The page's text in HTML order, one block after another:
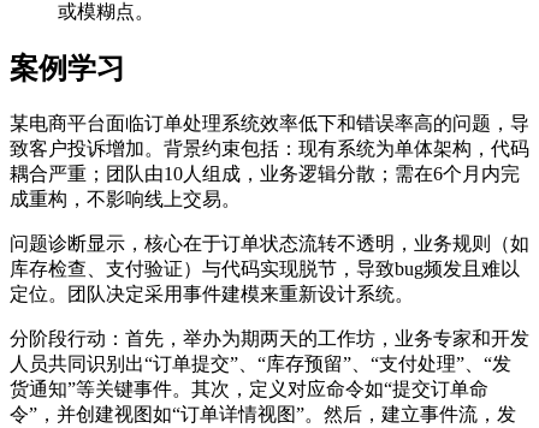
或模糊点。
案例学习
某电商平台面临订单处理系统效率低下和错误率高的问题，导
致客户投诉增加。背景约束包括：现有系统为单体架构，代码
耦合严重；团队由10人组成，业务逻辑分散；需在6个月内完
成重构，不影响线上交易。
问题诊断显示，核心在于订单状态流转不透明，业务规则（如
库存检查、支付验证）与代码实现脱节，导致bug频发且难以
定位。团队决定采用事件建模来重新设计系统。
分阶段行动：首先，举办为期两天的工作坊，业务专家和开发
人员共同识别出“订单提交”、“库存预留”、“支付处理”、“发
货通知”等关键事件。其次，定义对应命令如“提交订单命
令”，并创建视图如“订单详情视图”。然后，建立事件流，发